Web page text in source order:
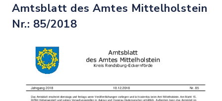
Amtsblatt des Amtes Mittelholstein
Nr.: 85/2018